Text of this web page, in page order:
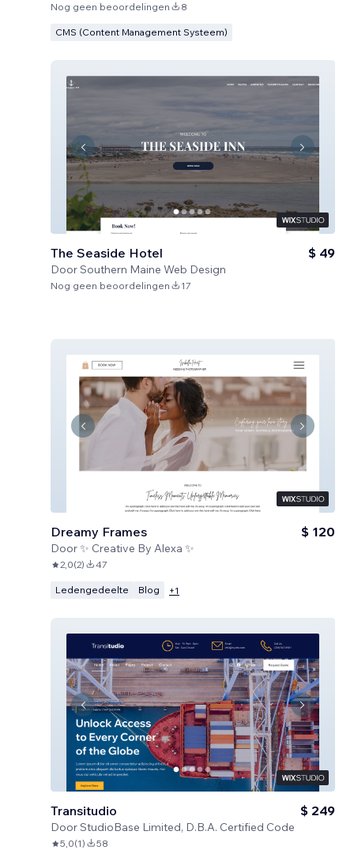
Nog geen beoordelingen 8
CMS (Content Management Systeem)
The Seaside Hotel
DoorSouthern Maine Web Design
$ 49
Nog geen beoordelingen 17
Dreamy Frames
Door✨ Creative By Alexa ✨
$ 120
2,0(2) 47
Ledengedeelte Blog +1
Transitudio
DoorStudioBase Limited, D.B.A. Certified Code
$ 249
5,0(1) 58